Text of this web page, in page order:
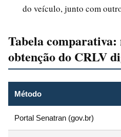
do veículo, junto com
Tabela comparativa:
obtenção do CRLV
Método
Portal Senatran (gov.br)